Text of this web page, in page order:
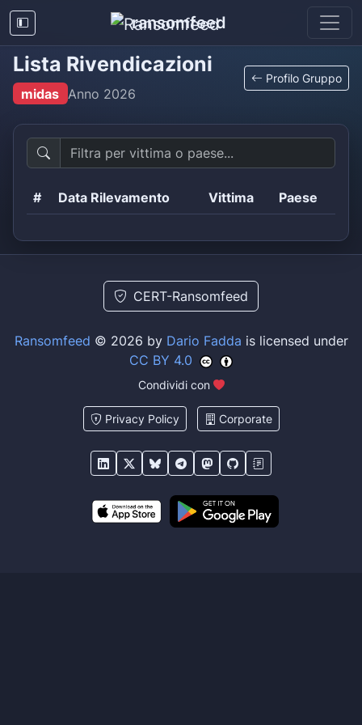
ransomfeed
Lista Rivendicazioni
midas Anno 2026
Profilo Gruppo
# Data Rilevamento Vittima Paese
CERT-Ransomfeed
Ransomfeed © 2026 by Dario Fadda is licensed under
CC BY 4.0
Condividi con
Privacy Policy Corporate